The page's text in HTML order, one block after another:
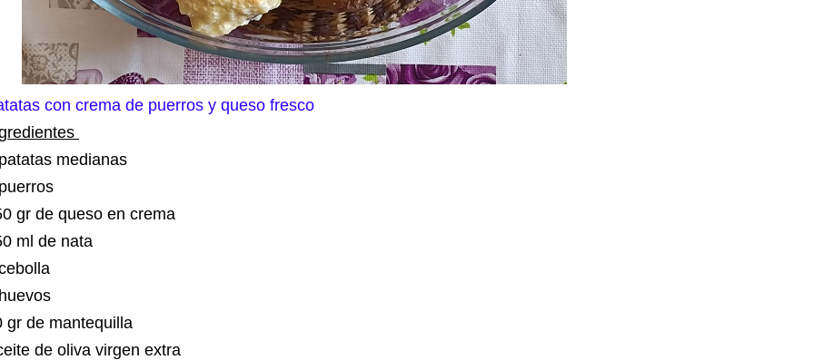
con crema de puerros y queso fresco
medianas
gr de queso en crema
ml de nata
gr de mantequilla
de oliva virgen extra